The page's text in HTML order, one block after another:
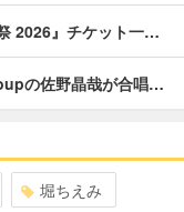
2026』チケット一…
の佐野晶哉が合唱…
堀ちえみ